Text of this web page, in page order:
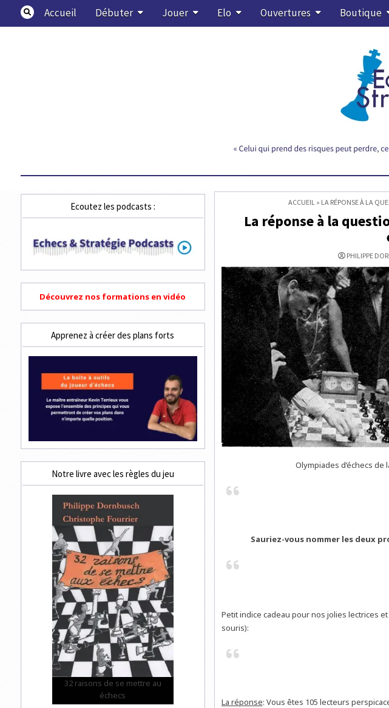
content
Accueil Débuter Jouer Elo Ouvertures Boutique
ACCUEIL » LA RÉPONSE À LA
La réponse à la
PHILIPPE
Olympiades d’échecs
Sauriez-vous nommer les deux
Petit indice cadeau pour nos jolies lectrices
souris):
La réponse: Vous êtes 105 lecteurs
Ecoutez les podcasts :
Découvrez nos formations en vidéo
Apprenez à créer des plans forts
Notre livre avec les règles du jeu
32 raisons de se mettre au
échecs